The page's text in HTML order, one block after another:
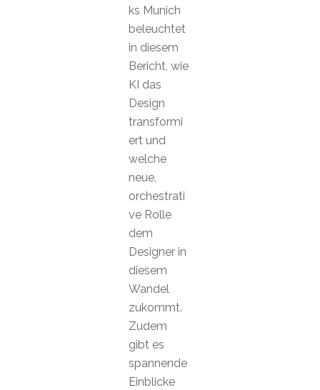
ks Munich
beleuchtet
in diesem
Bericht, wie
KI das
Design
transformi
ert und
welche
neue,
orchestrati
ve Rolle
dem
Designer in
diesem
Wandel
zukommt.
Zudem
gibt es
spannende
Einblicke